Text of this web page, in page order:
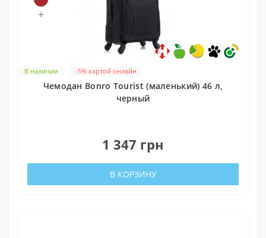
В наличии
+
-5% картой онлайн
Чемодан Bonro Tourist (маленький) 46 л,
черный
1 347 грн
В КОРЗИНУ